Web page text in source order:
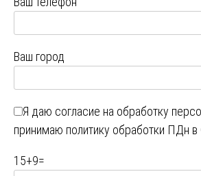
Ваш город
Я даю согласие на обработку
принимаю политику обработки ПДн
15+9=